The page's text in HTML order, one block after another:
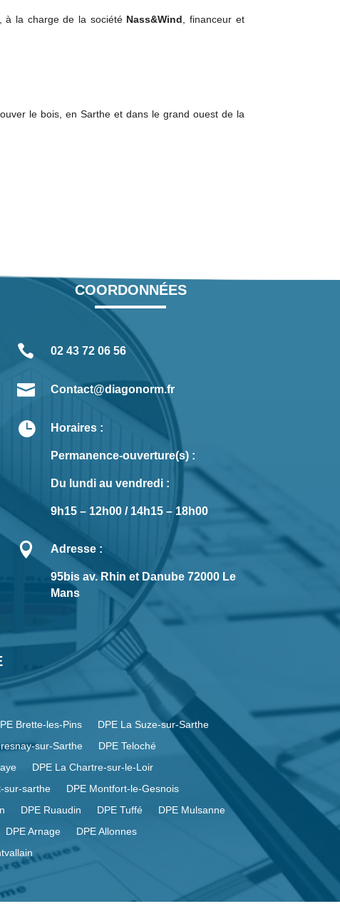
à la charge de la société Nass&Wind, financeur et
le bois, en Sarthe et dans le grand ouest de la
COORDONNÉES
 02 43 72 06 56
 Contact@diagonorm.fr
 Horaires :
Permanence-ouverture(s) :
Du lundi au vendredi :
9h15 – 12h00 / 14h15 – 18h00
 Adresse :
95bis av. Rhin et Danube 72000 Le
Mans
Brette-les-Pins
DPE La Suze-sur-Sarthe
sur-Sarthe
DPE Teloché
DPE La Chartre-sur-le-Loir
sur-sarthe
DPE Montfort-le-Gesnois
DPE Ruaudin DPE Tuffé
DPE Mulsanne
DPE Arnage
DPE Allonnes